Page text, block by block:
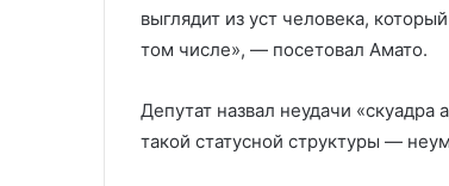
выглядит из уст человека,
том числе», — посетовал Амато.
Депутат назвал неудачи
такой статусной структуры —